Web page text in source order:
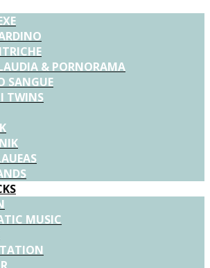
& PORNORAMA
SANGUE
TWINS
MUSIC